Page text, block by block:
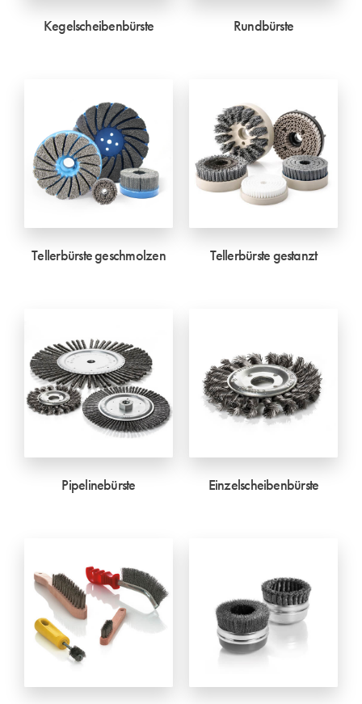
Kegelscheibenbürste Rundbürste
Tellerbürste geschmolzen Tellerbürste gestanzt
Pipelinebürste Einzelscheibenbürste